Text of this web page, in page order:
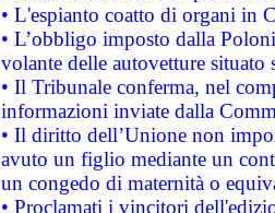
• L'espianto coatto di organi in
• L’obbligo imposto dalla
volante delle autovetture
• Il Tribunale conferma, nel
informazioni inviate dalla
• Il diritto dell’Unione non
avuto un figlio mediante un
un congedo di maternità o
• Proclamati i vincitori